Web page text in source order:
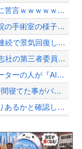
女さん、ワンピースグッズを大量注文→全キャンセルで逮捕ｗｗｗ
【画像】 真夏日のプール、ガチで最高すぎｗｗｗｗｗｗｗｗｗｗ
【配信者】「金バエ」のSNS更新が1週間途絶え、様々な憶測が飛び交う。1週間ぶり...
【緊急速報】NYで警官が黒人男性の首を絞め、暴動第二波不可避へ
by livedoor 相互RSS
【速報】全国の女子高生、お前らに苦言ｗｗｗｗｗｗｗｗｗｗ
【動画】地震発生時の熊本総合病院の手術室の様子が(((ﾟДﾟ)))
【戦後最長】日本、なんと74ヶ月連続で景気回復していた‥‥
辺野古転覆ﾀﾋ亡事故、学校法人同志社の第三者委員会が調査報告書を公表 … 安全配...
野田クリスタルさん「イラストレーターの人が『AIに仕事を奪われる』って言ってるけ...
ショートスリーパーの堀さん、4時間寝てた事がバレる
休んだ翌日、先輩パートに申し送りあるかと確認したらいきなりキレられた。このパート...
「……白石」